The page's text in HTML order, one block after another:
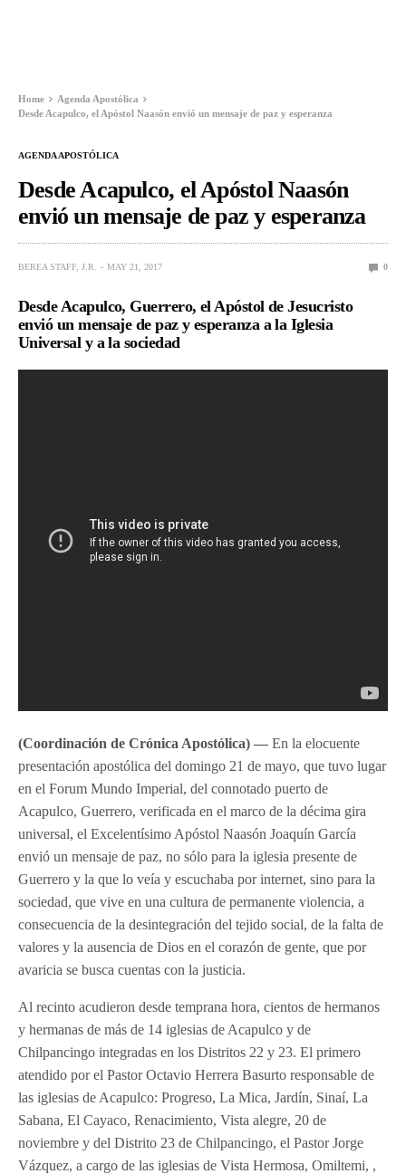
Home
Agenda Apostólica
Desde Acapulco, el Apóstol Naasón envió un mensaje de paz y esperanza
AGENDA APOSTÓLICA
Desde Acapulco, el Apóstol Naasón
envió un mensaje de paz y esperanza
BEREA STAFF, J.R. MAY 21, 2017 0
Desde Acapulco, Guerrero, el Apóstol de Jesucristo
envió un mensaje de paz y esperanza a la Iglesia
Universal y a la sociedad
(Coordinación de Crónica Apostólica) — En la elocuente
presentación apostólica del domingo 21 de mayo, que tuvo lugar
en el Forum Mundo Imperial, del connotado puerto de
Acapulco, Guerrero, verificada en el marco de la décima gira
universal, el Excelentísimo Apóstol Naasón Joaquín García
envió un mensaje de paz, no sólo para la iglesia presente de
Guerrero y la que lo veía y escuchaba por internet, sino para la
sociedad, que vive en una cultura de permanente violencia, a
consecuencia de la desintegración del tejido social, de la falta de
valores y la ausencia de Dios en el corazón de gente, que por
avaricia se busca cuentas con la justicia.
Al recinto acudieron desde temprana hora, cientos de hermanos
y hermanas de más de 14 iglesias de Acapulco y de
Chilpancingo integradas en los Distritos 22 y 23. El primero
atendido por el Pastor Octavio Herrera Basurto responsable de
las iglesias de Acapulco: Progreso, La Mica, Jardín, Sinaí, La
Sabana, El Cayaco, Renacimiento, Vista alegre, 20 de
noviembre y del Distrito 23 de Chilpancingo, el Pastor Jorge
Vázquez, a cargo de las iglesias de Vista Hermosa, Omiltemi, ,